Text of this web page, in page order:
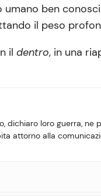
ben
il peso
il dentro, in una
dichiaro loro guerra, ne
attorno alla